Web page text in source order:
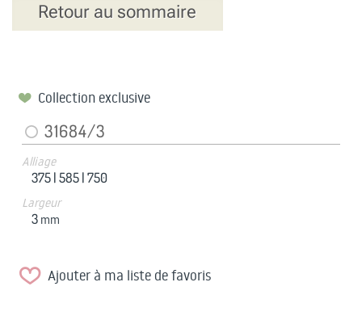
Retour au sommaire
Collection exclusive
31684/3
Alliage
375 |585 |750
Largeur
3 mm
Ajouter à ma liste de favoris